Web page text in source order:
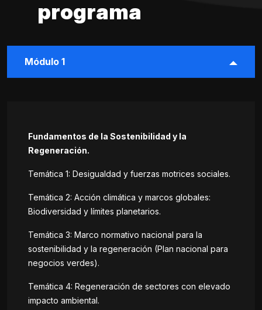
programa
Módulo 1
Fundamentos de la Sostenibilidad y la
Regeneración.
Temática 1: Desigualdad y fuerzas motrices sociales.
Temática 2: Acción climática y marcos globales:
Biodiversidad y límites planetarios.
Temática 3: Marco normativo nacional para la
sostenibilidad y la regeneración (Plan nacional para
negocios verdes).
Temática 4: Regeneración de sectores con elevado
impacto ambiental.